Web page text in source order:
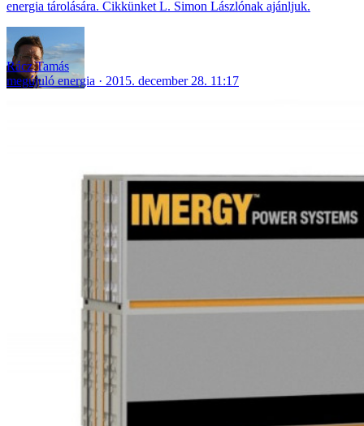
energia tárolására. Cikkünket L. Simon Lászlónak ajánljuk.
Rácz Tamás
megújuló energia
2015. december 28. 11:17